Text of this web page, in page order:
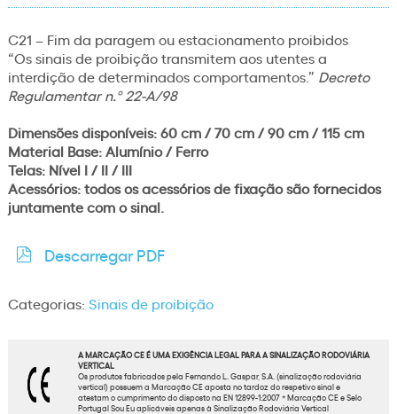
C21 – Fim da paragem ou estacionamento proibidos
“Os sinais de proibição transmitem aos utentes a
interdição de determinados comportamentos.” Decreto
Regulamentar n.º 22-A/98
Dimensões disponíveis: 60 cm / 70 cm / 90 cm / 115 cm
Material Base: Alumínio / Ferro
Telas: Nível I / II / III
Acessórios: todos os acessórios de fixação são fornecidos
juntamente com o sinal.
Descarregar PDF
Categorias: Sinais de proibição
A MARCAÇÃO CE É UMA EXIGÊNCIA LEGAL PARA A SINALIZAÇÃO RODOVIÁRIA
VERTICAL
Os produtos fabricados pela Fernando L. Gaspar, S.A. (sinalização rodoviária
vertical) possuem a Marcação CE aposta no tardoz do respetivo sinal e
atestam o cumprimento do disposto na EN 12899-1:2007 * Marcação CE e Selo
Portugal Sou Eu aplicáveis apenas à Sinalização Rodoviária Vertical